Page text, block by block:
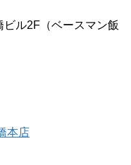
ル2F（ベースマン飯
本店